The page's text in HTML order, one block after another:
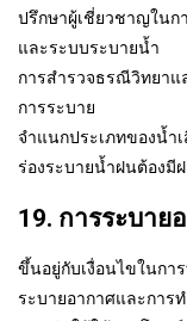
ปรึกษาผู้เชี่ยวชาญในก
และระบบระบายน้ำ
การสำรวจธรณีวิทยาแ
การระบาย
จำแนกประเภทของน้ำเ
ร่องระบายน้ำฝนต้องมี
19. การระบาย
ขึ้นอยู่กับเงื่อนไขในกา
ระบายอากาศและการ